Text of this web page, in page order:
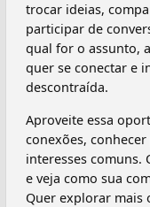
trocar ideias,
participar de
qual for o assunto,
quer se conectar e
descontraída.
Aproveite essa
conexões,
interesses comuns.
e veja como sua
Quer explorar mais